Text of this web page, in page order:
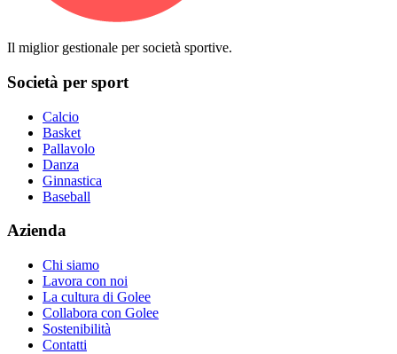
Il miglior gestionale per società sportive.
Società per sport
Calcio
Basket
Pallavolo
Danza
Ginnastica
Baseball
Azienda
Chi siamo
Lavora con noi
La cultura di Golee
Collabora con Golee
Sostenibilità
Contatti